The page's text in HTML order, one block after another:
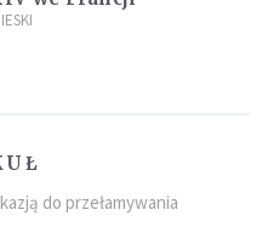
do przełamywania